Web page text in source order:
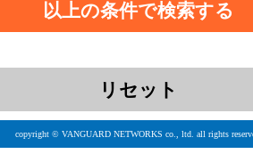
copyright © VANGUARD NETWORKS co., ltd. all rights